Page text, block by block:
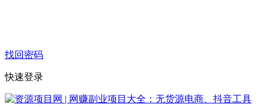
找回密码
快速登录